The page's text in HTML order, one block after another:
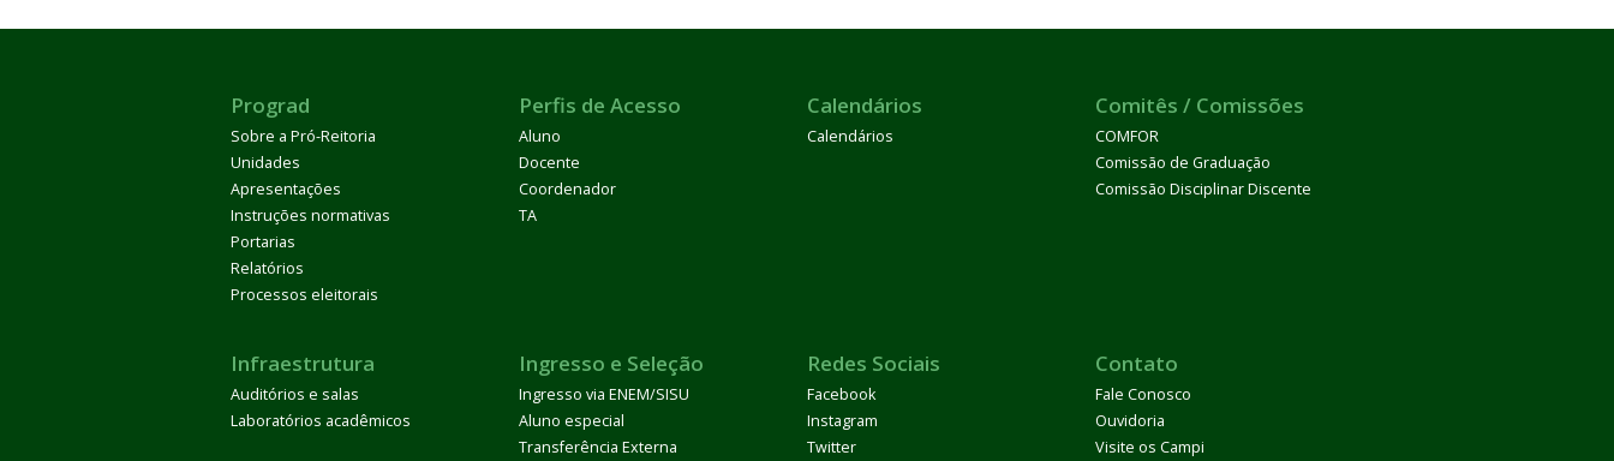
Prograd
Sobre a Pró-Reitoria
Unidades
Apresentações
Instruções normativas
Portarias
Relatórios
Processos eleitorais
Perfis de Acesso
Aluno
Docente
Coordenador
TA
Calendários
Calendários
Comitês / Comissões
COMFOR
Comissão de Graduação
Comissão Disciplinar Discente
Infraestrutura
Auditórios e salas
Laboratórios acadêmicos
Ingresso e Seleção
Ingresso via ENEM/SISU
Aluno especial
Transferência Externa
Redes Sociais
Facebook
Instagram
Twitter
Contato
Fale Conosco
Ouvidoria
Visite os Campi